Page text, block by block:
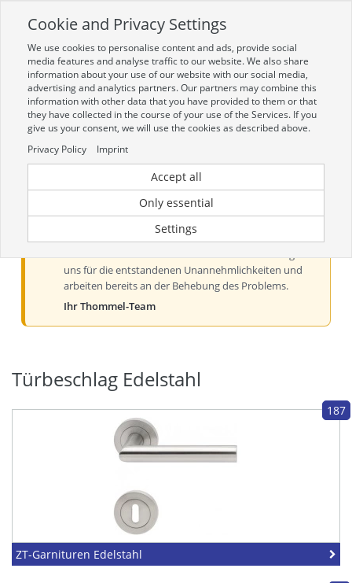
Zur mobilen Kompaktversion (Login erforderlich)
Toggle
navigation
Aktueller Hinweis zur Preis- und
Verfügbarkeitsanzeige
Liebe Kundinnen und Kunden, derzeit kann es bei der
Preis- und Verfügbarkeitsanzeige aus technischen
uns für die entstandenen Unannehmlichkeiten und
arbeiten bereits an der Behebung des Problems.
Ihr Thommel-Team
Türbeschlag Edelstahl
187
ZT-Garnituren Edelstahl
Cookie and Privacy Settings
We use cookies to personalise content and ads, provide social
media features and analyse traffic to our website. We also share
information about your use of our website with our social media,
advertising and analytics partners. Our partners may combine this
information with other data that you have provided to them or that
they have collected in the course of your use of the Services. If you
give us your consent, we will use the cookies as described above.
Privacy Policy
Imprint
Accept all
Only essential
Settings